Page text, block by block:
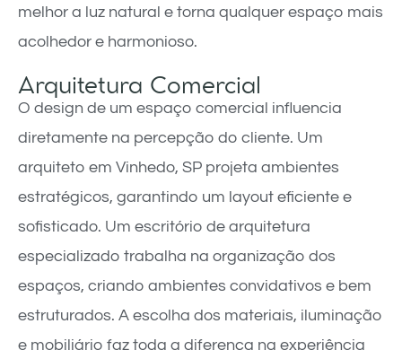
melhor a luz natural e torna qualquer espaço mais
acolhedor e harmonioso.
Arquitetura Comercial
O design de um espaço comercial influencia
diretamente na percepção do cliente. Um
arquiteto em Vinhedo, SP projeta ambientes
estratégicos, garantindo um layout eficiente e
sofisticado. Um escritório de arquitetura
especializado trabalha na organização dos
espaços, criando ambientes convidativos e bem
estruturados. A escolha dos materiais, iluminação
e mobiliário faz toda a diferença na experiência